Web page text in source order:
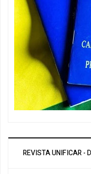
REVISTA UNIFICAR -